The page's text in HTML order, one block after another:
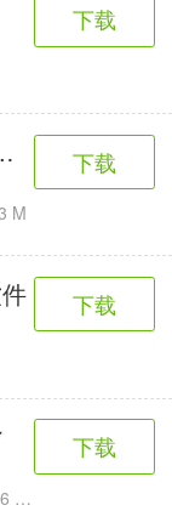
下载
具)
M
下载
下载
MB
下载